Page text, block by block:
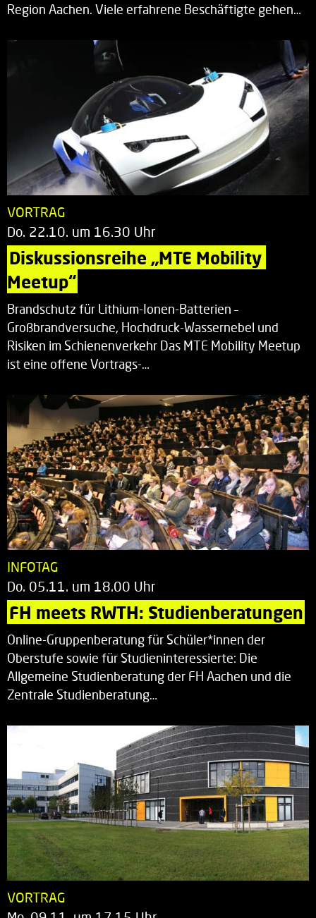
Region Aachen. Viele erfahrene Beschäftigte gehen…
VORTRAG
Do. 22.10. um 16.30 Uhr
Diskussionsreihe „MTE Mobility
Meetup“
Brandschutz für Lithium-Ionen-Batterien –
Großbrandversuche, Hochdruck-Wassernebel und
Risiken im Schienenverkehr Das MTE Mobility Meetup
ist eine offene Vortrags-…
INFOTAG
Do. 05.11. um 18.00 Uhr
FH meets RWTH: Studienberatungen
Online-Gruppenberatung für Schüler*innen der
Oberstufe sowie für Studieninteressierte: Die
Allgemeine Studienberatung der FH Aachen und die
Zentrale Studienberatung…
VORTRAG